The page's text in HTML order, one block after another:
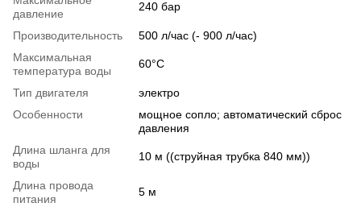
давление
240 бар
Производительность
500 л/час (- 900 л/час)
Максимальная
температура воды
60°C
Тип двигателя
электро
Особенности
мощное сопло; автоматический сброс
давления
Длина шланга для
воды
10 м ((струйная трубка 840 мм))
Длина провода
питания
5 м